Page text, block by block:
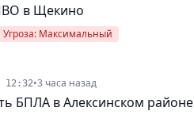
в Щекино
Угроза: Максимальный
12:32•3 часа назад
БПЛА в Алексинском районе